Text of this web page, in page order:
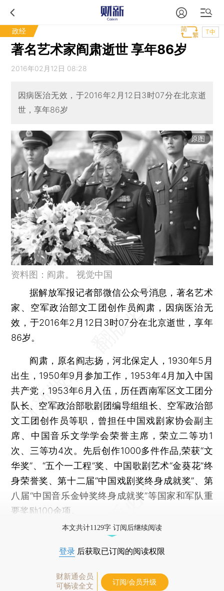
政经 T中
著名艺术家阎肃逝世 享年86岁
2016年02月12日 08:28
因病医治无效，于2016年2月12日3时07分在北京逝
世，享年86岁
原图
资料图：阎肃。 视觉中国
据解放军报记者部微信公众号消息，著名艺术
家、空军政治部文工团创作员阎肃，因病医治无
效，于2016年2月12日3时07分在北京逝世，享年
86岁。
阎肃，原名阎志扬，河北保定人，1930年5月
出生，1950年9月参加工作，1953年4月加入中国
共产党，1953年6月入伍，历任西南军区文工团分
队长、空军政治部歌剧团编导组组长、空军政治部
文工团创作员等职，曾担任中国戏剧家协会副主
席、中国音乐文学学会荣誉主席，荣立二等功1
次、三等功4次。先后创作1000多件作品,荣获“文
华奖”、“五个一工程”奖、中国歌剧艺术“金葵花”终
身荣誉奖、第十二届“中国戏剧奖终身成就奖”、第
八届“中国音乐金钟奖终身成就奖”等国家和军队重
要奖励100余项。
本文共计1129字 订阅后继续阅读
登录 后获取已订阅的阅读权限
财新通会员
可畅读全文
订阅/会员升级